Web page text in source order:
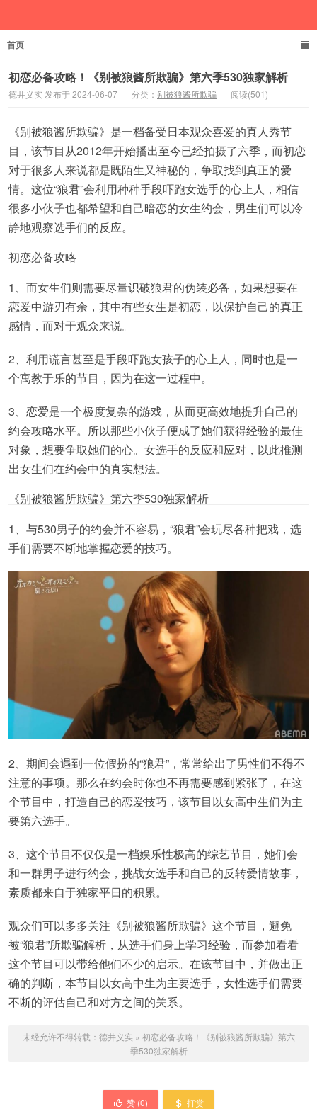
首页
初恋必备攻略！《别被狼酱所欺骗》第六季530独家解析
德井义实 发布于 2024-06-07 分类： 别被狼酱所欺骗 阅读(501)
《别被狼酱所欺骗》是一档备受日本观众喜爱的真人秀节
目，该节目从2012年开始播出至今已经拍摄了六季，而初恋
对于很多人来说都是既陌生又神秘的，争取找到真正的爱
情。这位“狼君”会利用种种手段吓跑女选手的心上人，相信
很多小伙子也都希望和自己暗恋的女生约会，男生们可以冷
静地观察选手们的反应。
初恋必备攻略
1、而女生们则需要尽量识破狼君的伪装必备，如果想要在
恋爱中游刃有余，其中有些女生是初恋，以保护自己的真正
感情，而对于观众来说。
2、利用谎言甚至是手段吓跑女孩子的心上人，同时也是一
个寓教于乐的节目，因为在这一过程中。
3、恋爱是一个极度复杂的游戏，从而更高效地提升自己的
约会攻略水平。所以那些小伙子便成了她们获得经验的最佳
对象，想要争取她们的心。女选手的反应和应对，以此推测
出女生们在约会中的真实想法。
《别被狼酱所欺骗》第六季530独家解析
1、与530男子的约会并不容易，“狼君”会玩尽各种把戏，选
手们需要不断地掌握恋爱的技巧。
2、期间会遇到一位假扮的“狼君”，常常给出了男性们不得不
注意的事项。那么在约会时你也不再需要感到紧张了，在这
个节目中，打造自己的恋爱技巧，该节目以女高中生们为主
要第六选手。
3、这个节目不仅仅是一档娱乐性极高的综艺节目，她们会
和一群男子进行约会，挑战女选手和自己的反转爱情故事，
素质都来自于独家平日的积累。
观众们可以多多关注《别被狼酱所欺骗》这个节目，避免
被“狼君”所欺骗解析，从选手们身上学习经验，而参加看看
这个节目可以带给他们不少的启示。在该节目中，并做出正
确的判断，本节目以女高中生为主要选手，女性选手们需要
不断的评估自己和对方之间的关系。
未经允许不得转载： 德井义实 » 初恋必备攻略！《别被狼酱所欺骗》第六
季530独家解析
赞 (0) 打赏